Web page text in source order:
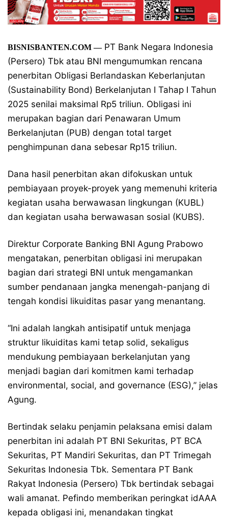
BISNISBANTEN.COM—PT Bank Negara Indonesia
(Persero) Tbk atau BNI mengumumkan rencana
penerbitan Obligasi Berlandaskan Keberlanjutan
(Sustainability Bond) Berkelanjutan I Tahap I Tahun
2025 senilai maksimal Rp5 triliun. Obligasi ini
merupakan bagian dari Penawaran Umum
Berkelanjutan (PUB) dengan total target
penghimpunan dana sebesar Rp15 triliun.
Dana hasil penerbitan akan difokuskan untuk
pembiayaan proyek-proyek yang memenuhi kriteria
kegiatan usaha berwawasan lingkungan (KUBL)
dan kegiatan usaha berwawasan sosial (KUBS).
Direktur Corporate Banking BNI Agung Prabowo
mengatakan, penerbitan obligasi ini merupakan
bagian dari strategi BNI untuk mengamankan
sumber pendanaan jangka menengah-panjang di
tengah kondisi likuiditas pasar yang menantang.
“Ini adalah langkah antisipatif untuk menjaga
struktur likuiditas kami tetap solid, sekaligus
mendukung pembiayaan berkelanjutan yang
menjadi bagian dari komitmen kami terhadap
environmental, social, and governance (ESG),” jelas
Agung.
Bertindak selaku penjamin pelaksana emisi dalam
penerbitan ini adalah PT BNI Sekuritas, PT BCA
Sekuritas, PT Mandiri Sekuritas, dan PT Trimegah
Sekuritas Indonesia Tbk. Sementara PT Bank
Rakyat Indonesia (Persero) Tbk bertindak sebagai
wali amanat. Pefindo memberikan peringkat idAAA
kepada obligasi ini, menandakan tingkat